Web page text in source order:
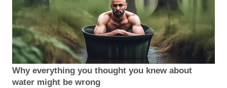
Why everything you thought you knew about
water might be wrong